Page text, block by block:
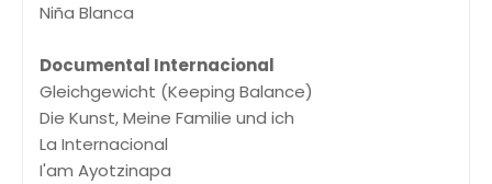
Niña Blanca
Documental Internacional
Gleichgewicht (Keeping Balance)
Die Kunst, Meine Familie und ich
La Internacional
I'am Ayotzinapa